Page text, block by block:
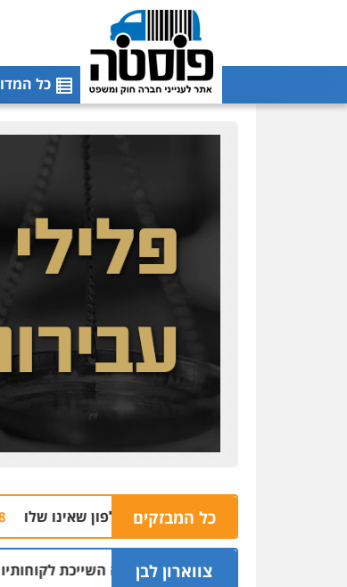
כל
כל המבזקים 04.08 | 16:32
צווארון לבן
שקל על דירה השייכת לקוחותיו 03.08 | 19:52